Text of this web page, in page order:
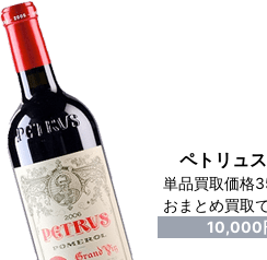
ペトリュ
単品買取価格
おまとめ買取
10,000